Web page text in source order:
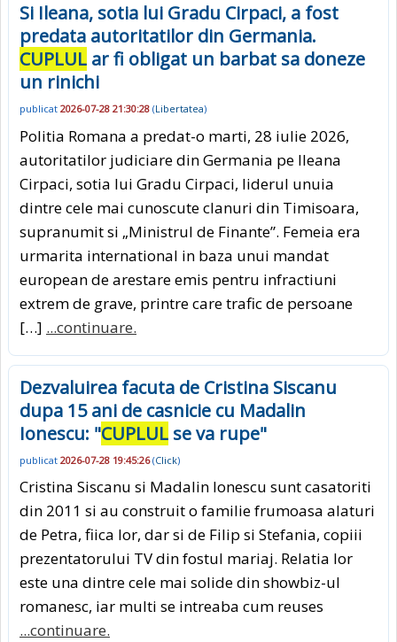
Si Ileana, sotia lui Gradu Cirpaci, a fost
predata autoritatilor din Germania.
CUPLUL ar fi obligat un barbat sa doneze
un rinichi
publicat 2026-07-28 21:30:28 (Libertatea)
Politia Romana a predat-o marti, 28 iulie 2026,
autoritatilor judiciare din Germania pe Ileana
Cirpaci, sotia lui Gradu Cirpaci, liderul unuia
dintre cele mai cunoscute clanuri din Timisoara,
supranumit si „Ministrul de Finante”. Femeia era
urmarita international in baza unui mandat
european de arestare emis pentru infractiuni
extrem de grave, printre care trafic de persoane
[…] ...continuare.
Dezvaluirea facuta de Cristina Siscanu
dupa 15 ani de casnicie cu Madalin
Ionescu: "CUPLUL se va rupe"
publicat 2026-07-28 19:45:26(Click)
Cristina Siscanu si Madalin Ionescu sunt casatoriti
din 2011 si au construit o familie frumoasa alaturi
de Petra, fiica lor, dar si de Filip si Stefania, copiii
prezentatorului TV din fostul mariaj. Relatia lor
este una dintre cele mai solide din showbiz-ul
romanesc, iar multi se intreaba cum reuses
...continuare.